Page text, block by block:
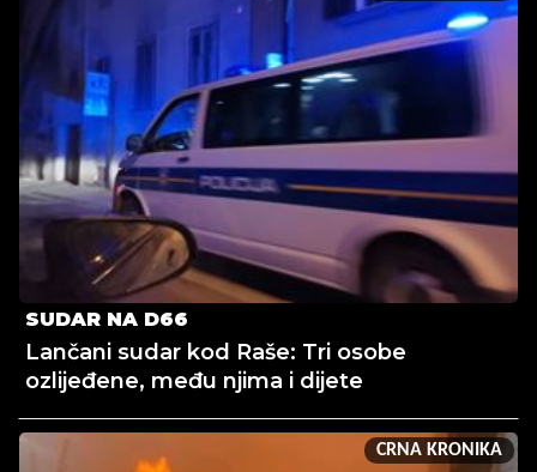
SUDAR NA D66
Lančani sudar kod Raše: Tri osobe
ozlijeđene, među njima i dijete
CRNA KRONIKA